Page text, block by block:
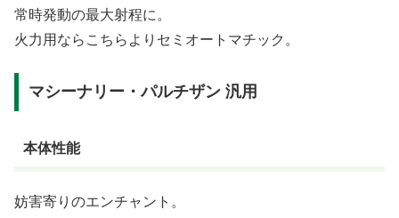
常時発動の最大射程に。
火力用ならこちらよりセミオートマチック。
マシーナリー・パルチザン 汎用
本体性能
妨害寄りのエンチャント。